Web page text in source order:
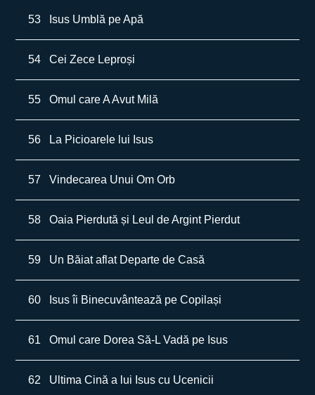
53 Isus Umblă pe Apă
54 Cei Zece Leproși
55 Omul care A Avut Milă
56 La Picioarele lui Isus
57 Vindecarea Unui Om Orb
58 Oaia Pierdută și Leul de Argint Pierdut
59 Un Băiat aflat Departe de Casă
60 Isus îi Binecuvântează pe Copilași
61 Omul care Dorea Să-L Vadă pe Isus
62 Ultima Cină a lui Isus cu Ucenicii